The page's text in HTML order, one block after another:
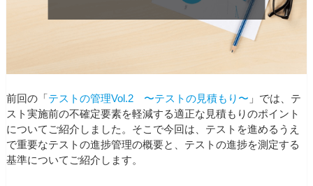
前回の「テストの管理Vol.2 〜テストの見積もり〜 」では、テ
スト実施前の不確定要素を軽減する適正な見積もりのポイント
についてご紹介しました。そこで今回は、テストを進めるうえ
で重要なテストの進捗管理の概要と、テストの進捗を測定する
基準についてご紹介します。